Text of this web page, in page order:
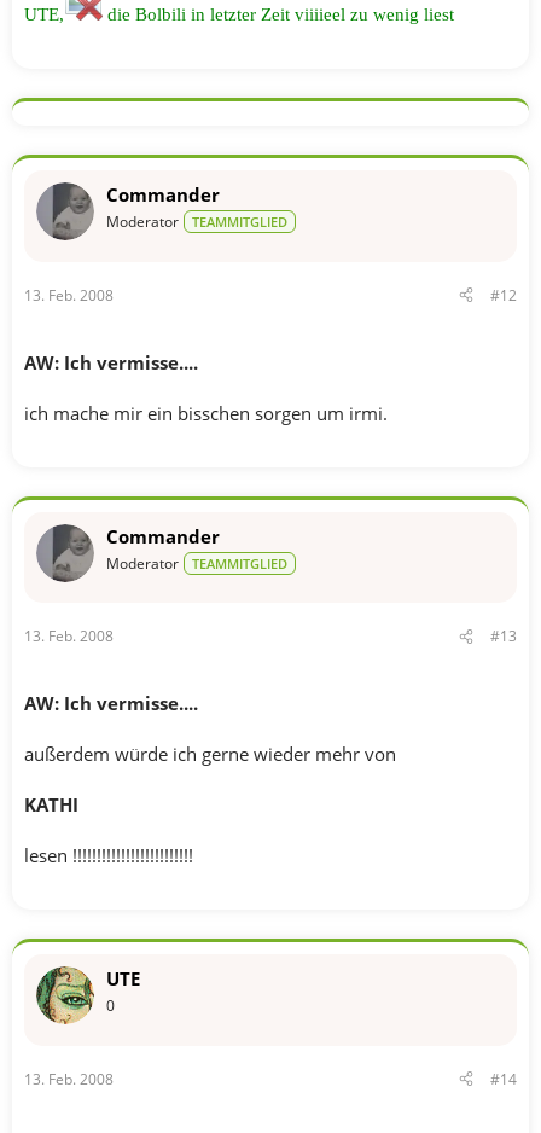
UTE, die Bolbili in letzter Zeit viiiieel zu wenig liest
Commander
Moderator TEAMMITGLIED
13. Feb. 2008 #12
AW: Ich vermisse....
ich mache mir ein bisschen sorgen um irmi.
Commander
Moderator TEAMMITGLIED
13. Feb. 2008 #13
AW: Ich vermisse....
außerdem würde ich gerne wieder mehr von
KATHI
lesen !!!!!!!!!!!!!!!!!!!!!!!!!
UTE
0
13. Feb. 2008 #14